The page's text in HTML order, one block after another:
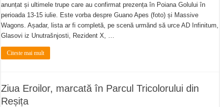
anunțat și ultimele trupe care au confirmat prezența în Poiana Golului în
perioada 13-15 iulie. Este vorba despre Guano Apes (foto) și Massive
Wagons. Așadar, lista ar fi completă, pe scenă urmănd să urce AD Infinitum,
Glasovi iz Unutrašnjosti, Rezident X, …
Citeste mai mult
Ziua Eroilor, marcată în Parcul Tricolorului din
Reșița